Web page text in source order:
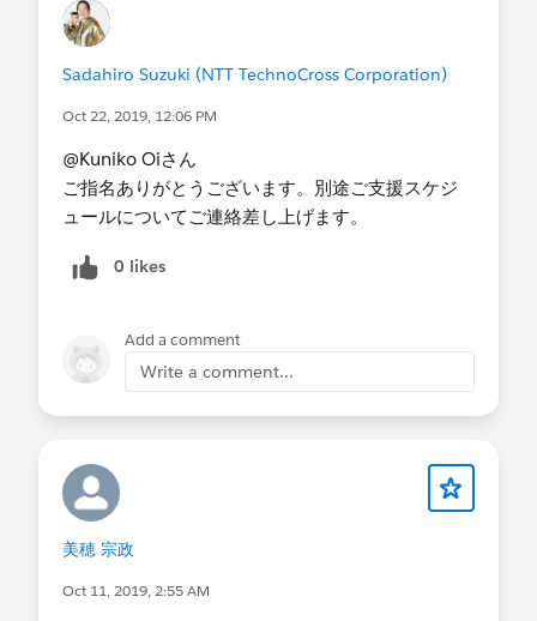
-平日夜間
-休日
・支援形態
・支援時期
-1～2ヶ月以内（できればDreamforce前に）
標準機能で使えることを考えているので、リクエ
スト可能でしたら@1546376575さんにお願いで
よろしくお願いします。
Sadahiro Suzuki (NTT TechnoCross Corporation)
Oct 22, 2019, 12:06 PM
@Kuniko Oiさん
ご指名ありがとうございます。別途ご支援スケジ
ュールについてご連絡差し上げます。
0 likes
Add a comment
Write a comment...
美穂 宗政
Oct 11, 2019, 2:55 AM